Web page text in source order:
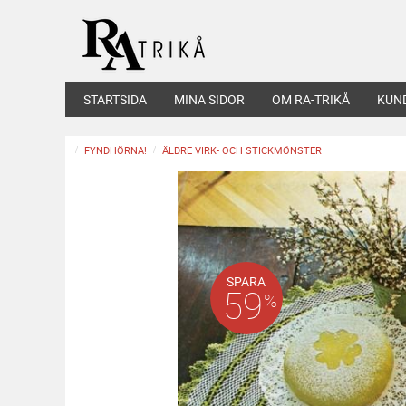
STARTSIDA MINA SIDOR OM RA-TRIKÅ
FYNDHÖRNA! ÄLDRE VIRK- OCH STICKMÖNSTER
SPARA
59%